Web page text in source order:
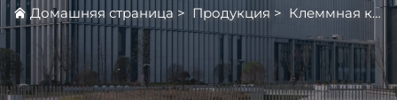
Домашняя страница > Продукция > Клеммная колодка